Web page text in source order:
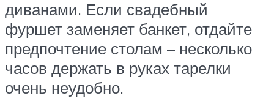
диванами. Если свадебный
фуршет заменяет банкет, отдайте
предпочтение столам – несколько
часов держать в руках тарелки
очень неудобно.